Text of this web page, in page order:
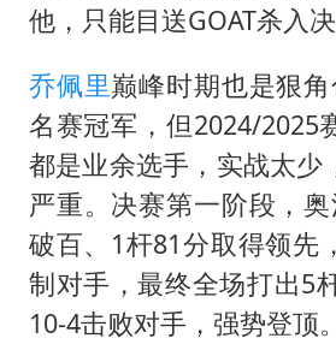
他，只能目送GOAT杀入决
乔佩里巅峰时期也是狠
名赛冠军，但2024/2025
都是业余选手，实战太少
严重。决赛第一阶段，
破百、1杆81分取得领先
制对手，最终全场打出5
10-4击败对手，强势登顶。